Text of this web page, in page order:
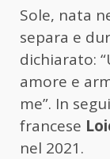
Sole, nata
separa e
dichiarato:
amore e
me”. In
francese
nel 2021.